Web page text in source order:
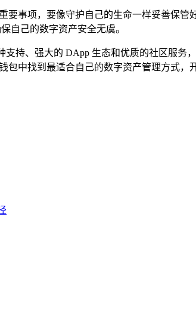
要事项，要像守护自己的生命一样妥善保
自己的数字资产安全无虞。
持、强大的 DApp 生态和优质的社区服务
中找到最适合自己的数字资产管理方式，